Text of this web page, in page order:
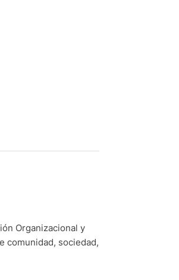
Organizacional y
comunidad, sociedad,